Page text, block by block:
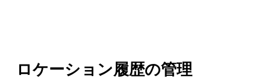
ロケーション履歴の管理